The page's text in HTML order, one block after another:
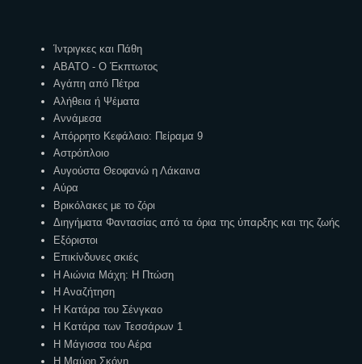
Ίντριγκες και Πάθη
ΑΒΑΤΟ - Ο Έκπτωτος
Αγάπη από Πέτρα
Αλήθεια ή Ψέματα
Αννάμεσα
Απόρρητο Κεφάλαιο: Πείραμα 9
Αστρόπλοιο
Αυγούστα Θεοφανώ η Λάκαινα
Αύρα
Βρικόλακες με το ζόρι
Διηγήματα Φαντασίας από τα όρια της ύπαρξης και της ζωής
Εξόριστοι
Επικίνδυνες σκιές
Η Αιώνια Μάχη: Η Πτώση
Η Αναζήτηση
Η Κατάρα του Σένγκαο
Η Κατάρα των Τεσσάρων 1
Η Μάγισσα του Αέρα
Η Μαύρη Σκόνη